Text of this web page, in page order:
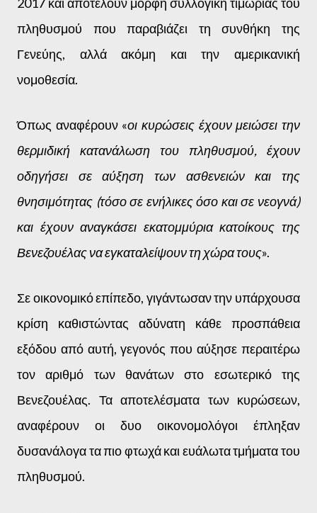
πληθυσμού που παραβιάζει τη συνθήκη της
Γενεύης, αλλά ακόμη και την αμερικανική
νομοθεσία.
Όπως αναφέρουν «οι κυρώσεις έχουν μειώσει την
θερμιδική κατανάλωση του πληθυσμού, έχουν
οδηγήσει σε αύξηση των ασθενειών και της
θνησιμότητας (τόσο σε ενήλικες όσο και σε νεογνά)
και έχουν αναγκάσει εκατομμύρια κατοίκους της
Βενεζουέλας να εγκαταλείψουν τη χώρα τους».
Σε οικονομικό επίπεδο, γιγάντωσαν την υπάρχουσα
κρίση καθιστώντας αδύνατη κάθε προσπάθεια
εξόδου από αυτή, γεγονός που αύξησε περαιτέρω
τον αριθμό των θανάτων στο εσωτερικό της
Βενεζουέλας. Τα αποτελέσματα των κυρώσεων,
αναφέρουν οι δυο οικονομολόγοι έπληξαν
δυσανάλογα τα πιο φτωχά και ευάλωτα τμήματα του
πληθυσμού.